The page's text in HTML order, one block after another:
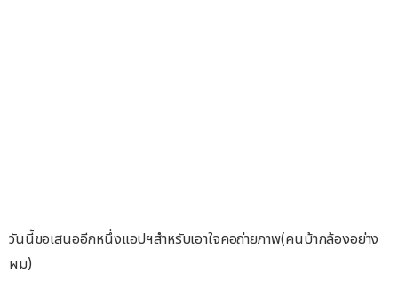
วันนี้ขอเสนออีกหนึ่งแอปฯสำหรับเอาใจคอถ่ายภาพ(คนบ้ากล้องอย่าง
ผม)